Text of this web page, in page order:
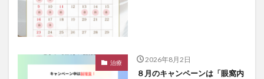
治療 2026年8月2日
８月のキャンペーンは「眼窩内